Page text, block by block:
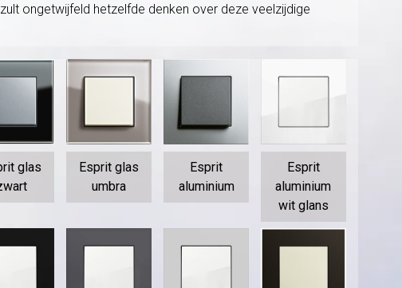
ongetwijfeld hetzelfde denken over deze veelzijdige
glas
Esprit glas
umbra
Esprit
aluminium
Esprit
aluminium
wit glans